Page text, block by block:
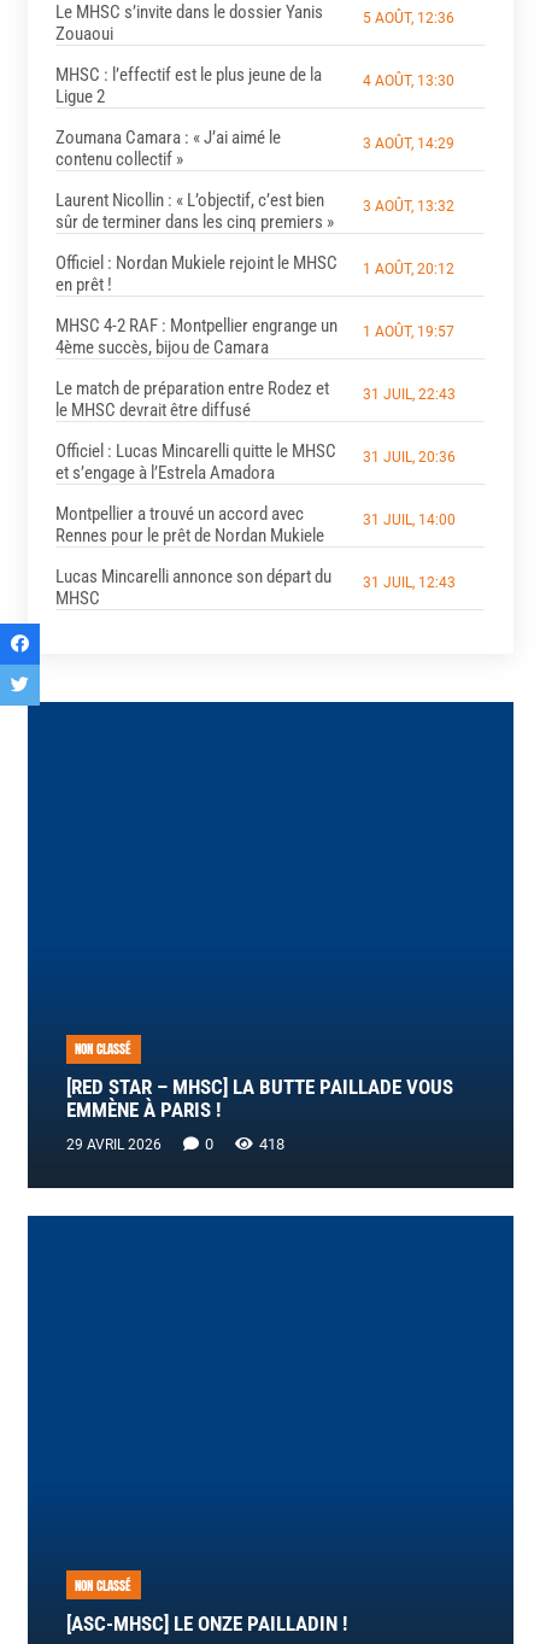
Le MHSC s’invite dans le dossier Yanis
Zouaoui
5 AOÛT, 12:36
MHSC : l’effectif est le plus jeune de la
Ligue 2
4 AOÛT, 13:30
Zoumana Camara : « J’ai aimé le
contenu collectif »
3 AOÛT, 14:29
Laurent Nicollin : « L’objectif, c’est bien
sûr de terminer dans les cinq premiers »
3 AOÛT, 13:32
Officiel : Nordan Mukiele rejoint le MHSC
en prêt !
1 AOÛT, 20:12
MHSC 4-2 RAF : Montpellier engrange un
4ème succès, bijou de Camara
1 AOÛT, 19:57
Le match de préparation entre Rodez et
le MHSC devrait être diffusé
31 JUIL, 22:43
Officiel : Lucas Mincarelli quitte le MHSC
et s’engage à l’Estrela Amadora
31 JUIL, 20:36
Montpellier a trouvé un accord avec
Rennes pour le prêt de Nordan Mukiele
31 JUIL, 14:00
Lucas Mincarelli annonce son départ du
MHSC
31 JUIL, 12:43
NON CLASSÉ
[RED STAR – MHSC] LA BUTTE PAILLADE VOUS
EMMÈNE À PARIS !
29 AVRIL 2026 0 418
NON CLASSÉ
[ASC-MHSC] LE ONZE PAILLADIN !